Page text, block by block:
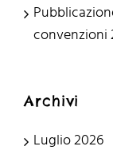
convenzioni
Archivi
Luglio 2026